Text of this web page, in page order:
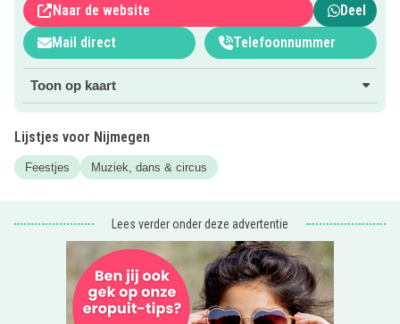
Naar de website
Deel
Mail direct
Telefoonnummer
Toon op kaart
Lijstjes voor Nijmegen
Feestjes Muziek, dans & circus
Lees verder onder deze advertentie